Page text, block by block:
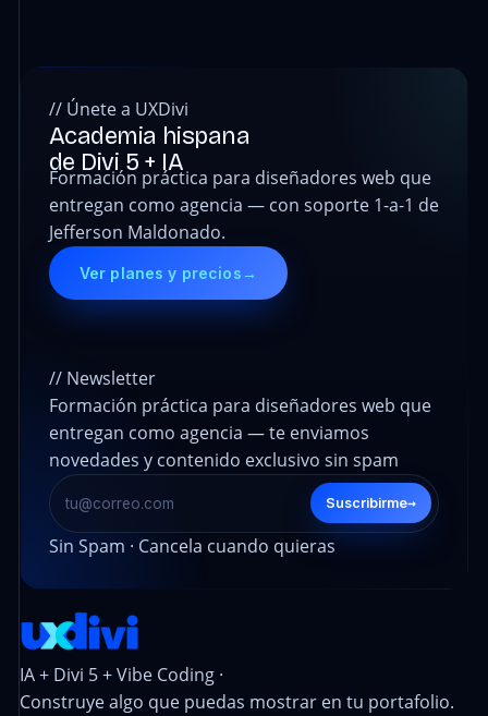
// Únete a UXDivi
Academia hispana
de Divi 5 + IA
Formación práctica para diseñadores web que
entregan como agencia — con soporte 1-a-1 de
Jefferson Maldonado.
Ver planes y precios →
// Newsletter
Formación práctica para diseñadores web que
entregan como agencia — te enviamos
novedades y contenido exclusivo sin spam
Suscribirme→
Sin Spam · Cancela cuando quieras
IA + Divi 5 + Vibe Coding ·
Construye algo que puedas mostrar en tu portafolio.